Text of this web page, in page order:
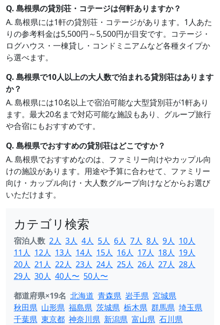
Q. 島根県の貸別荘・コテージは何軒ありますか？
A. 島根県には1軒の貸別荘・コテージがあります。1人あた
りの参考料金は5,500円～5,500円が目安です。コテージ・
ログハウス・一棟貸し・コンドミニアムなど各種タイプか
ら選べます。
Q. 島根県で10人以上の大人数で泊まれる貸別荘はあります
か？
A. 島根県には10名以上で宿泊可能な大型貸別荘が1軒あり
ます。最大20名まで対応可能な施設もあり、グループ旅行
や合宿にもおすすめです。
Q. 島根県でおすすめの貸別荘はどこですか？
A. 島根県でおすすめなのは、ファミリー向けやカップル向
けの施設があります。用途や予算に合わせて、ファミリー
向け・カップル向け・大人数グループ向けなどからお選び
いただけます。
カテゴリ検索
宿泊人数 2人 3人 4人 5人 6人 7人 8人 9人 10人
11人 12人 13人 14人 15人 16人 17人 18人 19人
20人 21人 22人 23人 24人 25人 26人 27人 28人
29人 30人 40人〜 50人〜
都道府県×19名 北海道 青森県 岩手県 宮城県
秋田県 山形県 福島県 茨城県 栃木県 群馬県 埼玉県
千葉県 東京都 神奈川県 新潟県 富山県 石川県